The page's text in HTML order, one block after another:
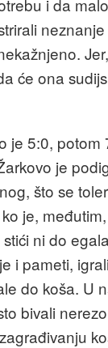
i da
će ona
je 5:0, potom
je
što se
je,
ni do
i pameti,
do koša. U
bivali